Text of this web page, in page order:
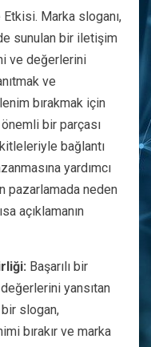
Marka sloganı,
sunulan bir iletişim
ve değerlerini
ve
bırakmak için
bir parçası
bağlantı
yardımcı
pazarlamada neden
açıklamanın
Başarılı bir
yansıtan
slogan,
bırakır ve marka